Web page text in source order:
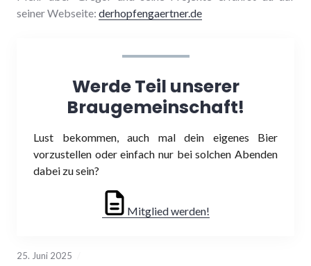
seiner Webseite: derhopfengaertner.de
Werde Teil unserer
Braugemeinschaft!
Lust bekommen, auch mal dein eigenes Bier
vorzustellen oder einfach nur bei solchen Abenden
dabei zu sein?
Mitglied werden!
25. Juni 2025